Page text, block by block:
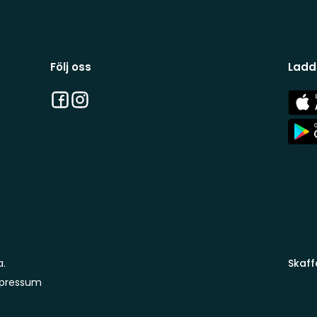
Följ oss
Facebook
Instagram
App
Store
App
Store